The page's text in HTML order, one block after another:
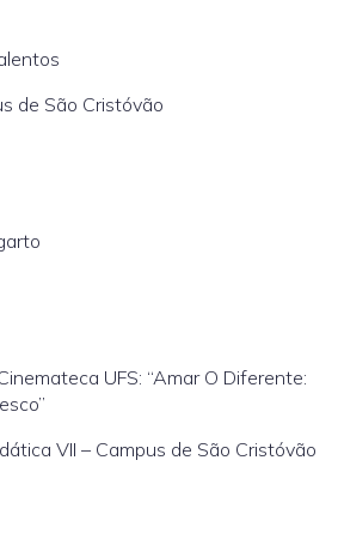
de São Cristóvão
UFS: “Amar O Diferente:
VII – Campus de São Cristóvão